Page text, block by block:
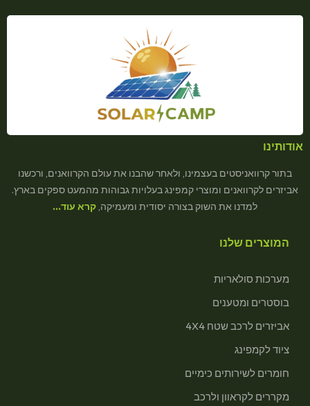
אודותינו
בתור קרוואניסטים בעצמינו, ולאחר שהבנו את עולם הקרוואנים, ורכשנו
אביזרים לקרוואנים ומוצרי קמפינג בעלויות גבוהות מהמעט ספקים בארץ.
למדנו את השוק בצורה יסודית ומעמיקה, קרא עוד…
המוצרים שלנו
מערכות סולאריות
בוסטרים ומטענים
אביזרים לרכב שטח 4X4
ציוד לקמפינג
חומרים לשירותים כימיים
מקררים לקראוון ולרכב